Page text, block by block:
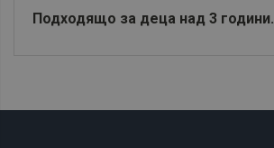
Подходящо за деца над 3 години.